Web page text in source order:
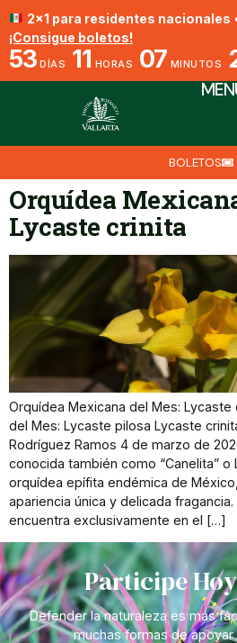
2x1 para residentes nacionales
¡Consigue boletos!
53 DÍAS 11 HORAS 07 MINUTOS
BOLETOS
Orquídea
Lycaste crinita
Orquídea Mexicana del Mes: Lycaste
del Mes: Lycaste pilosa Lycaste
Rodríguez Ramos 4 de marzo de
conocida también como “Canelita” o
orquídea epífita endémica de
apariencia única y delicada
encuentra exclusivamente en el […]
Participe
Defender la naturaleza es más
muchas formas de apoyar